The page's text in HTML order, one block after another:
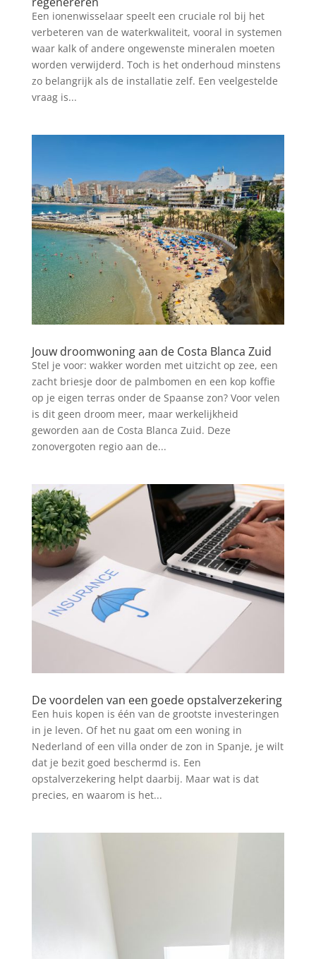
Een ionenwisselaar speelt een cruciale rol bij het
verbeteren van de waterkwaliteit, vooral in systemen
waar kalk of andere ongewenste mineralen moeten
worden verwijderd. Toch is het onderhoud minstens
zo belangrijk als de installatie zelf. Een veelgestelde
vraag is...
Jouw droomwoning aan de Costa Blanca Zuid
Stel je voor: wakker worden met uitzicht op zee, een
zacht briesje door de palmbomen en een kop koffie
op je eigen terras onder de Spaanse zon? Voor velen
is dit geen droom meer, maar werkelijkheid
geworden aan de Costa Blanca Zuid. Deze
zonovergoten regio aan de...
De voordelen van een goede opstalverzekering
Een huis kopen is één van de grootste investeringen
in je leven. Of het nu gaat om een woning in
Nederland of een villa onder de zon in Spanje, je wilt
dat je bezit goed beschermd is. Een
opstalverzekering helpt daarbij. Maar wat is dat
precies, en waarom is het...